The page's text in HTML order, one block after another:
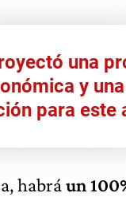
una
y
para este
habráun